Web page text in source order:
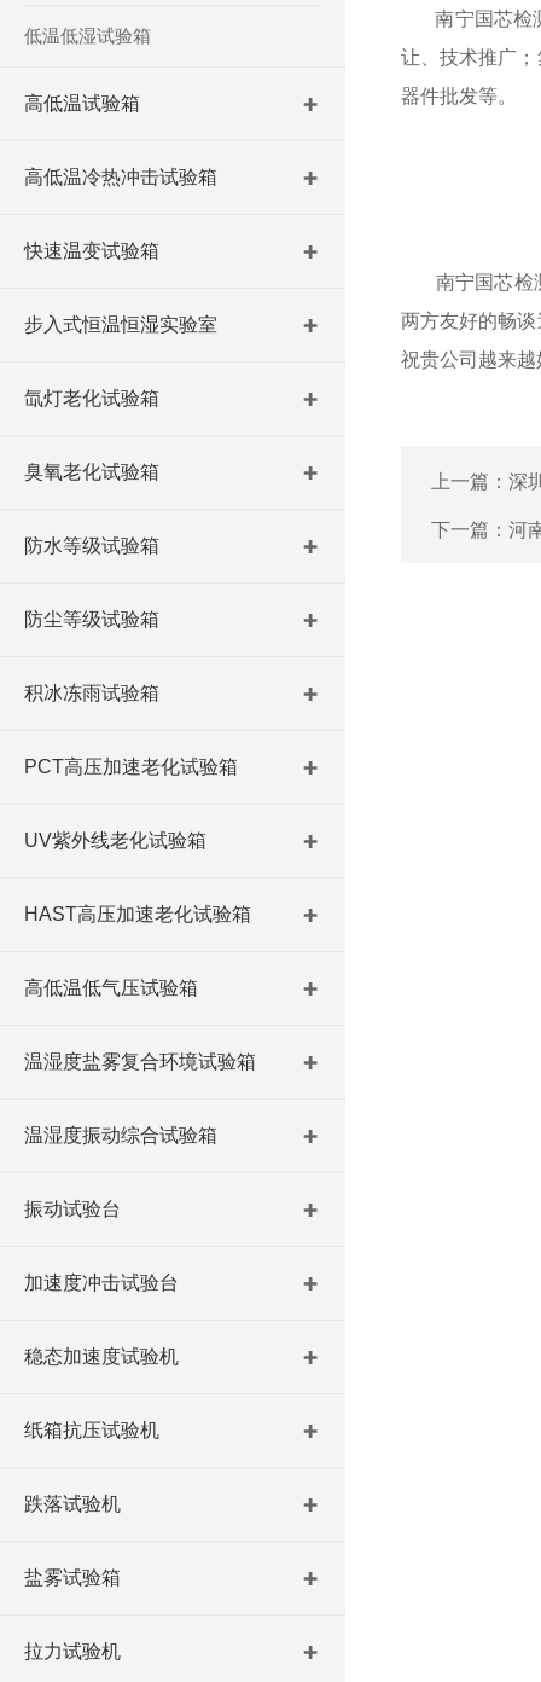
低温低湿试验箱
高低温试验箱
高低温冷热冲击试验箱
快速温变试验箱
步入式恒温恒湿实验室
氙灯老化试验箱
臭氧老化试验箱
防水等级试验箱
防尘等级试验箱
积冰冻雨试验箱
PCT高压加速老化试验箱
UV紫外线老化试验箱
HAST高压加速老化试验箱
高低温低气压试验箱
温湿度盐雾复合环境试验箱
温湿度振动综合试验箱
振动试验台
加速度冲击试验台
稳态加速度试验机
纸箱抗压试验机
跌落试验机
盐雾试验箱
拉力试验机
南宁国芯检测
让、技术推广
器件批发等。
南宁国芯检测
两方友好的畅
祝贵公司越来越
上一篇： 深
下一篇： 河